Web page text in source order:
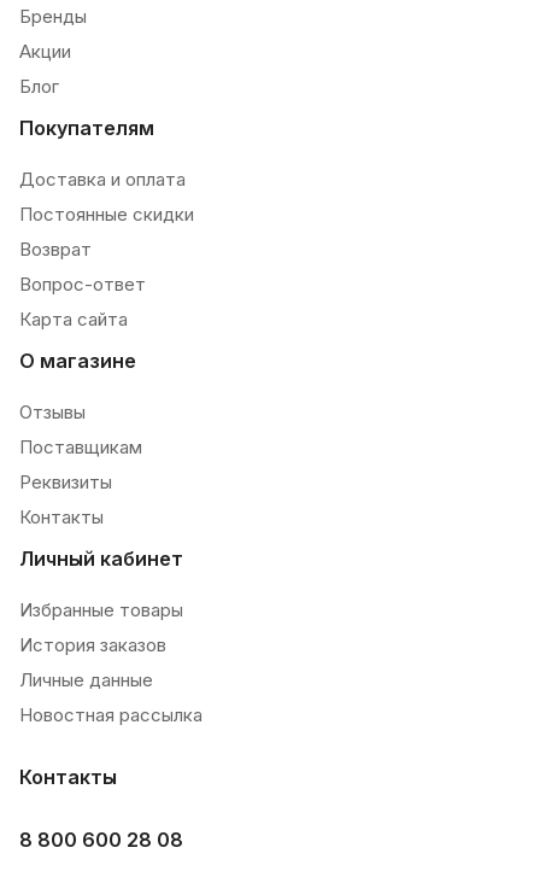
Бренды
Акции
Блог
Покупателям
Доставка и оплата
Постоянные скидки
Возврат
Вопрос-ответ
Карта сайта
О магазине
Отзывы
Поставщикам
Реквизиты
Контакты
Личный кабинет
Избранные товары
История заказов
Личные данные
Новостная рассылка
Контакты
8 800 600 28 08